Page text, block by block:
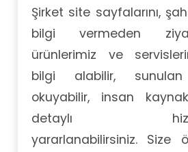
Şirket site sayfalarını,
bilgi vermeden
ürünlerimiz ve
bilgi alabilir, sunulan
okuyabilir, insan
detaylı
yararlanabilirsiniz. Size